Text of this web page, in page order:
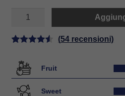
JAM
4.54su 5
su base di
recensioni
(54 recensioni)
Fruit
Sweet